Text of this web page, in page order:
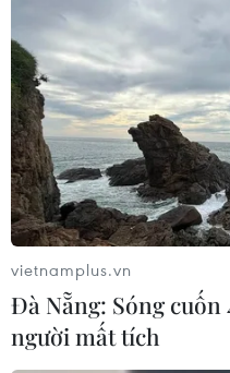
vietnamplus.vn
Đà Nẵng: Sóng
người mất tích